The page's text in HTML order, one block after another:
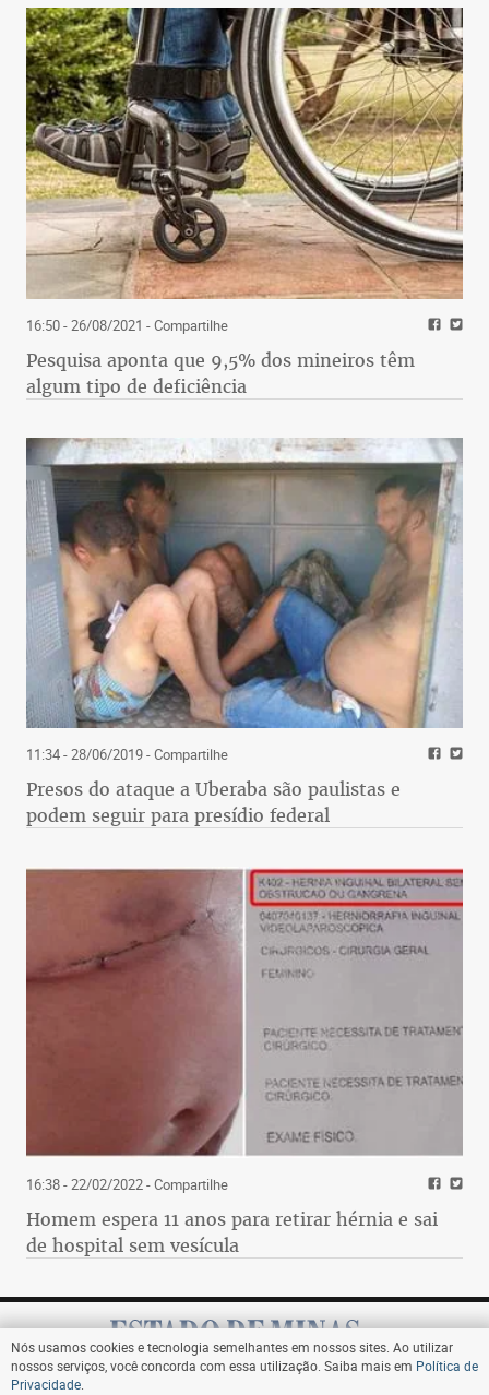
16:50 - 26/08/2021 - Compartilhe
Pesquisa aponta que 9,5% dos mineiros têm
algum tipo de deficiência
11:34 - 28/06/2019- Compartilhe
Presos do ataque a Uberaba são paulistas e
podem seguir para presídio federal
16:38 - 22/02/2022- Compartilhe
Homem espera 11 anos para retirar hérnia e sai
de hospital sem vesícula
Nós usamos cookies e tecnologia semelhantes em nossos sites. Ao utilizar
nossos serviços, você concorda com essa utilização. Saiba mais em Política de
Privacidade